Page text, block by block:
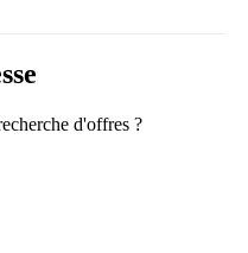
d'offres ?